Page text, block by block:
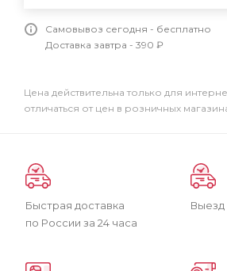
Самовывоз сегодня - бесплатно
Доставка завтра - 390 ₽
Цена действительна только для
отличаться от цен в розничных
Быстрая доставка
по России за 24 часа
Выезд